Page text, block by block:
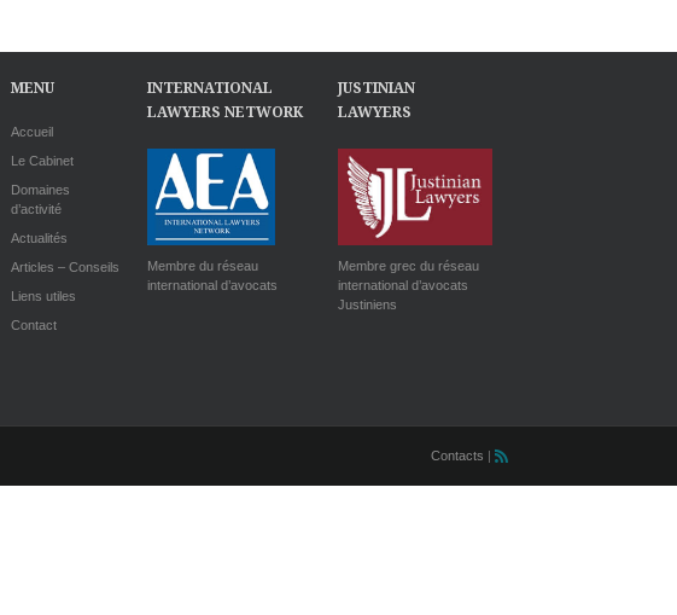
MENU
Accueil
Le Cabinet
Domaines
d’activité
Actualités
Articles – Conseils
Liens utiles
Contact
INTERNATIONAL
LAWYERS NETWORK
Membre du réseau
international d’avocats
JUSTINIAN
LAWYERS
Membre grec du réseau
international d’avocats
Justiniens
Contacts |󰀰